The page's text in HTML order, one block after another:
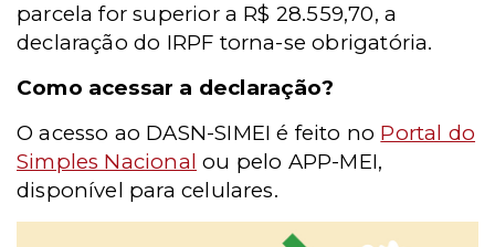
parcela for superior a R$ 28.559,70, a
declaração do IRPF torna-se obrigatória.
Como acessar a declaração?
O acesso ao DASN-SIMEI é feito no Portal do
Simples Nacional ou pelo APP-MEI,
disponível para celulares.